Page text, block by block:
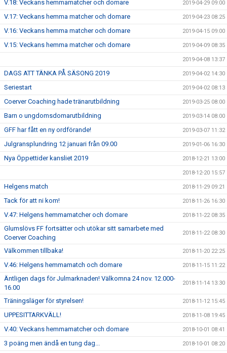
V.18: Veckans hemmamatcher och domare 2019-04-29 09:00
V.17: Veckans hemma matcher och domare 2019-04-23 08:25
V.16: Veckans hemma matcher och domare 2019-04-15 09:00
V.15: Veckans hemma matcher och domare 2019-04-09 08:35
2019-04-08 13:37
DAGS ATT TÄNKA PÅ SÄSONG 2019 2019-04-02 14:30
Seriestart 2019-04-02 08:13
Coerver Coaching hade tränarutbildning 2019-03-25 08:00
Barn o ungdomsdomarutbildning 2019-03-14 08:00
GFF har fått en ny ordförande! 2019-03-07 11:32
Julgransplundring 12 januari från 09.00 2019-01-06 16:30
Nya Öppettider kansliet 2019 2018-12-21 13:00
2018-12-20 15:57
Helgens match 2018-11-29 09:21
Tack för att ni kom! 2018-11-26 16:30
V.47: Helgens hemmamatcher och domare 2018-11-22 08:35
Glumslövs FF fortsätter och utökar sitt samarbete med
Coerver Coaching
2018-11-22 08:30
Välkommen tillbaka! 2018-11-20 22:25
V.46: Helgens hemmamatch och domare 2018-11-15 11:22
Äntligen dags för Julmarknaden! Välkomna 24 nov. 12.000-
16.00
2018-11-14 13:30
Träningsläger för styrelsen! 2018-11-12 15:45
UPPESITTARKVÄLL! 2018-11-08 19:45
V.40: Veckans hemmamatcher och domare 2018-10-01 08:41
3 poäng men ändå en tung dag... 2018-10-01 08:20